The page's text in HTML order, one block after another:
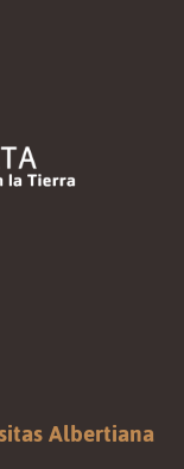
Albertiana